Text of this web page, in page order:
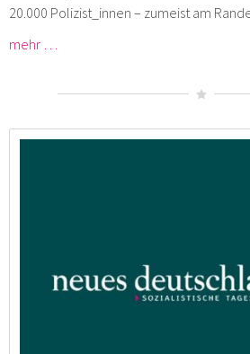
20.000 Polizist_innen – zumeist am
mehr …